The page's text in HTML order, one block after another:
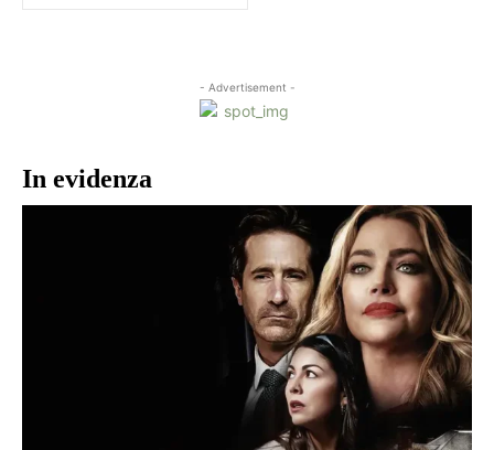
- Advertisement -
In evidenza